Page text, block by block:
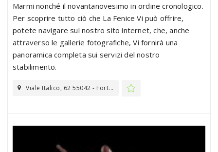
Marmi nonché il novantanovesimo in ordine cronologico.
Per scoprire tutto ciò che La Fenice Vi può offrire,
potete navigare sul nostro sito internet, che, anche
attraverso le gallerie fotografiche, Vi fornirà una
panoramica completa sui servizi del nostro
stabilimento.
Viale Italico, 62 55042 - Fort...